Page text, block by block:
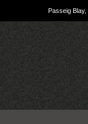
Passeig